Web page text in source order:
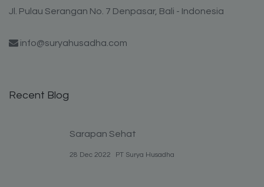
Jl. Pulau Serangan No. 7 Denpasar, Bali - Indonesia
info@suryahusadha.com
Recent Blog
Sarapan Sehat
28 Dec 2022 PT Surya Husadha